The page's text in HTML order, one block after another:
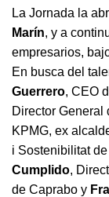
La Jornada la
Marín, y a
empresarios,
En busca del
Guerrero, CEO
Director General
KPMG, ex
i Sostenibilitat
Cumplido,
de Caprabo y